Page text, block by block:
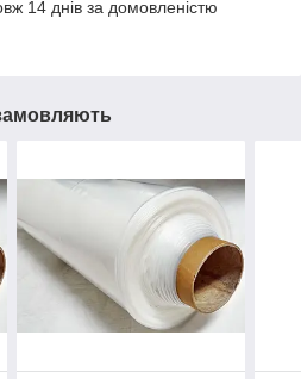
14 днів за домовленістю